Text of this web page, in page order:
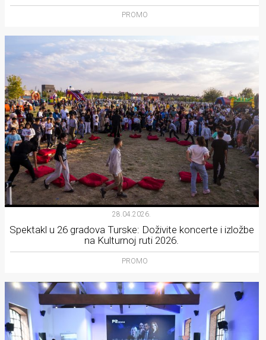
PROMO
28.04.2026.
Spektakl u 26 gradova Turske: Doživite koncerte i izložbe
na Kulturnoj ruti 2026.
PROMO